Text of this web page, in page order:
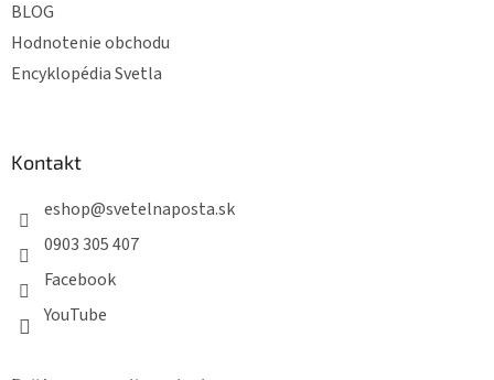
BLOG
Hodnotenie obchodu
Encyklopédia Svetla
Kontakt
eshop@svetelnaposta.sk
0903 305 407
Facebook
YouTube